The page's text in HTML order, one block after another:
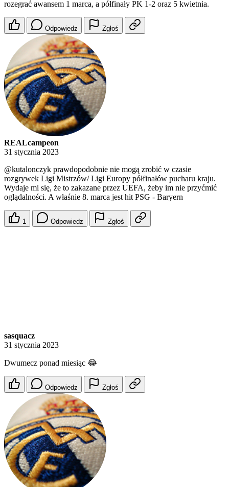
rozegrać awansem 1 marca, a półfinały PK 1-2 oraz 5 kwietnia.
Odpowiedz Zgłoś
REALcampeon
31 stycznia 2023
@kutalonczyk prawdopodobnie nie mogą zrobić w czasie
rozgrywek Ligi Mistrzów/ Ligi Europy półfinałów pucharu kraju.
Wydaje mi się, że to zakazane przez UEFA, żeby im nie przyćmić
oglądalności. A właśnie 8. marca jest hit PSG - Baryern
1 Odpowiedz Zgłoś
sasquacz
31 stycznia 2023
Dwumecz ponad miesiąc 😂
Odpowiedz Zgłoś